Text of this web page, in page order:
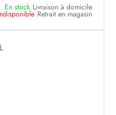
En stock Livraison à domicile
Retrait en magasin